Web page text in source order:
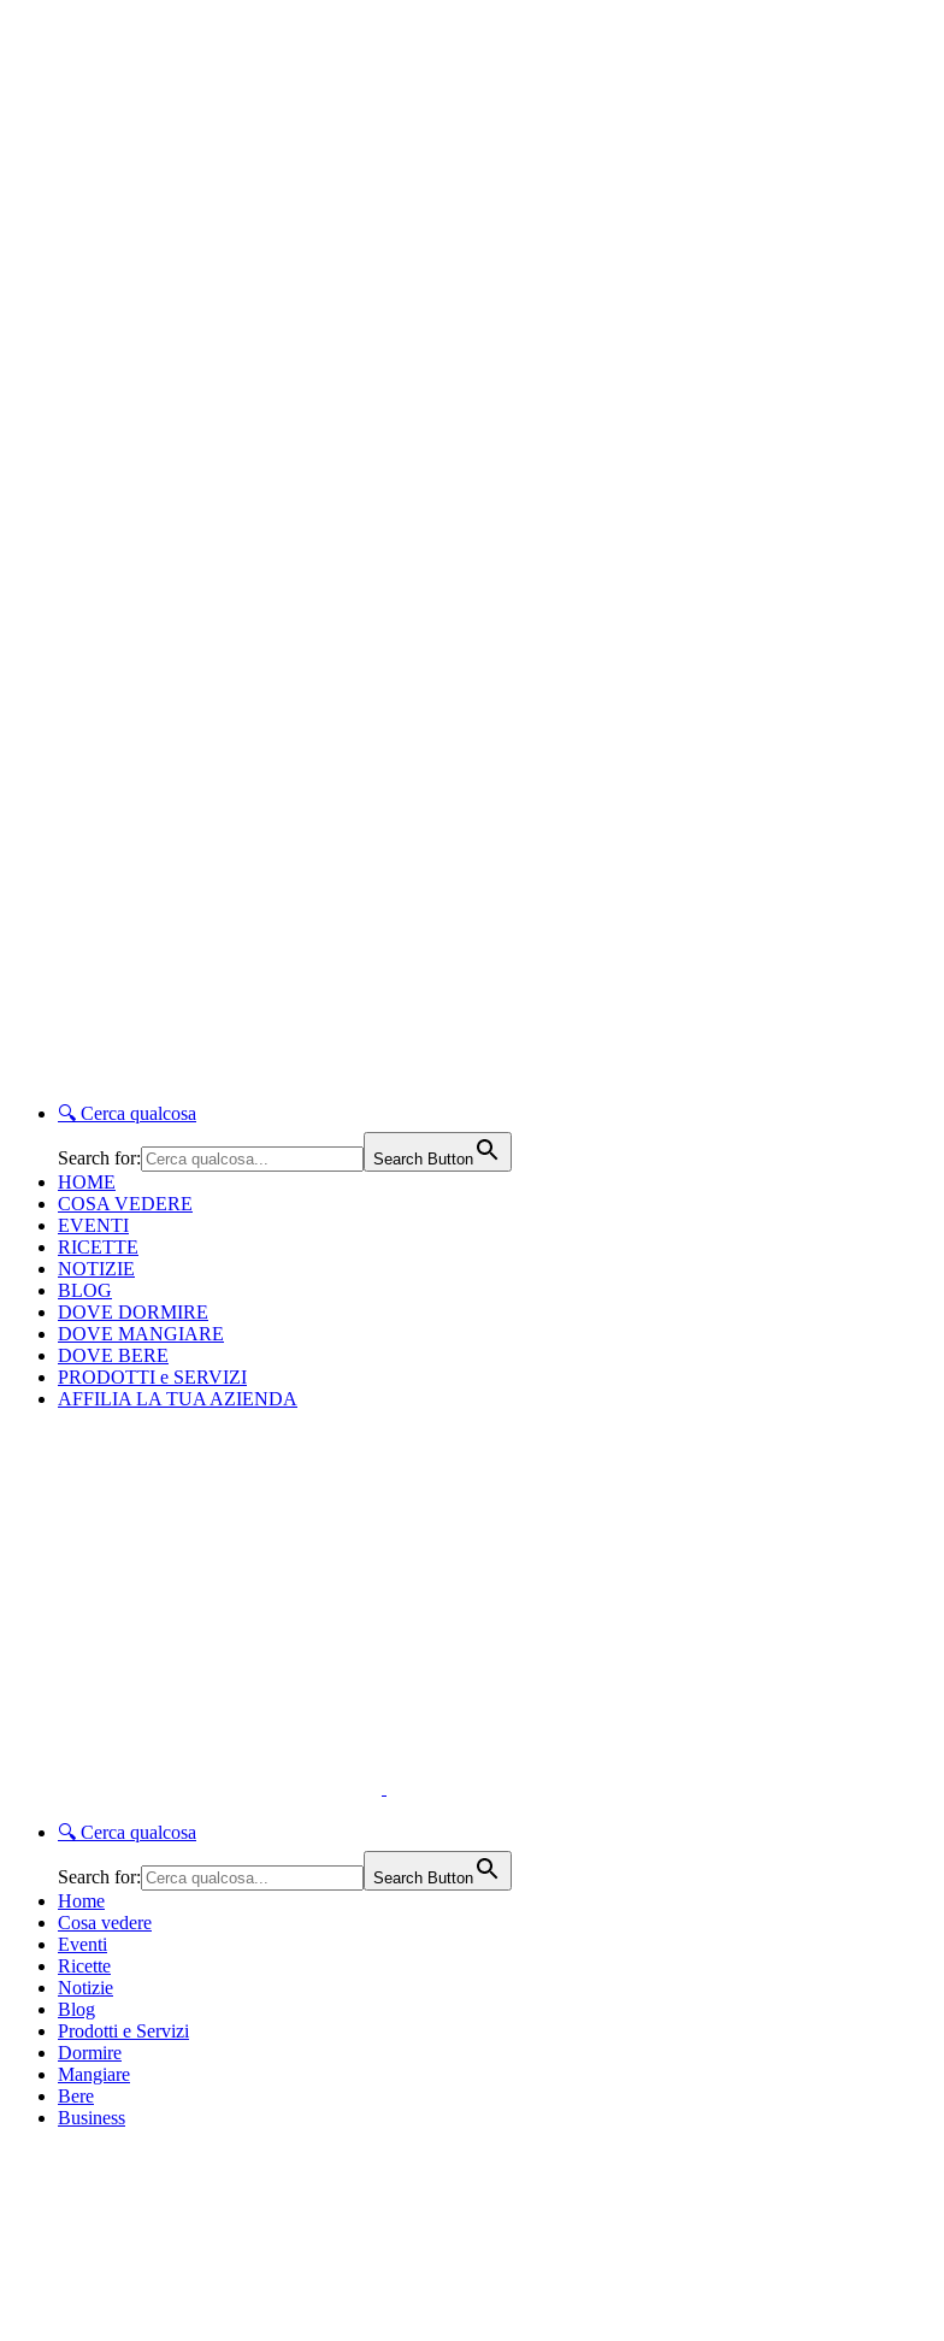
🔍 Cerca qualcosa
Search for: Search Button
HOME
COSA VEDERE
EVENTI
RICETTE
NOTIZIE
BLOG
DOVE DORMIRE
DOVE MANGIARE
DOVE BERE
PRODOTTI e SERVIZI
AFFILIA LA TUA AZIENDA
🔍 Cerca qualcosa
Search for: Search Button
Home
Cosa vedere
Eventi
Ricette
Notizie
Blog
Prodotti e Servizi
Dormire
Mangiare
Bere
Business